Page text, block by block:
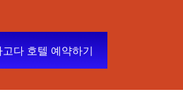
다 호텔 예약하기